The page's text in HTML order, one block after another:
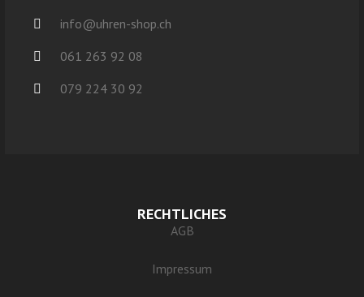
info@uhren-shop.ch
061 263 92 08
079 224 30 92
RECHTLICHES
AGB
Impressum